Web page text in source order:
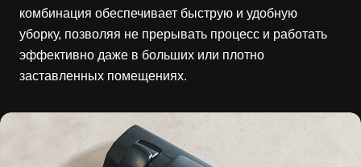
комбинация обеспечивает быструю и удобную
уборку, позволяя не прерывать процесс и работать
эффективно даже в больших или плотно
заставленных помещениях.